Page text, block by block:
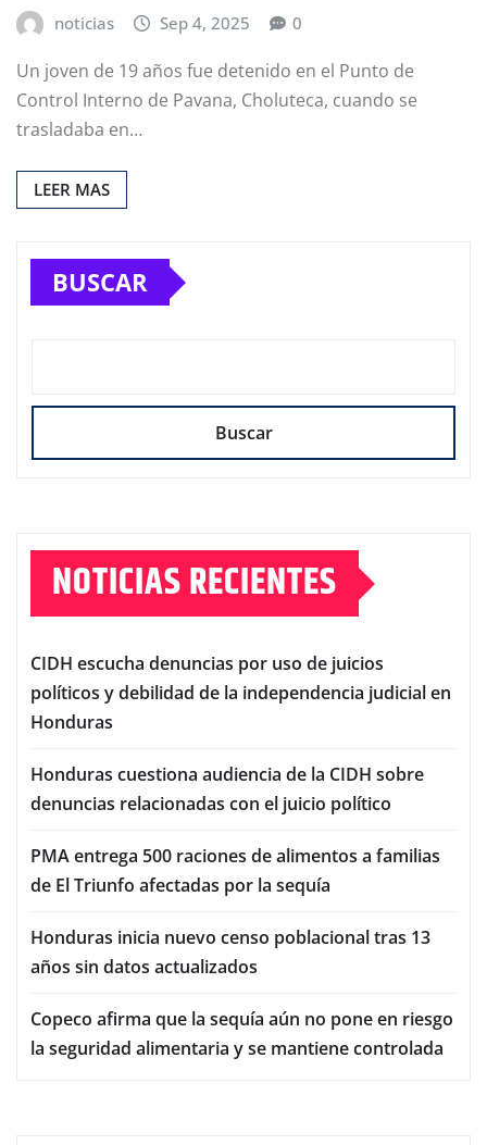
noticias Sep 4, 2025 0
Un joven de 19 años fue detenido en el Punto de
Control Interno de Pavana, Choluteca, cuando se
trasladaba en…
LEER MAS
BUSCAR
Buscar
NOTICIAS RECIENTES
CIDH escucha denuncias por uso de juicios
políticos y debilidad de la independencia judicial en
Honduras
Honduras cuestiona audiencia de la CIDH sobre
denuncias relacionadas con el juicio político
PMA entrega 500 raciones de alimentos a familias
de El Triunfo afectadas por la sequía
Honduras inicia nuevo censo poblacional tras 13
años sin datos actualizados
Copeco afirma que la sequía aún no pone en riesgo
la seguridad alimentaria y se mantiene controlada